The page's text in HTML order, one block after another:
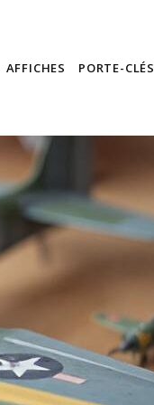
AFFICHES PORTE-CLÉS